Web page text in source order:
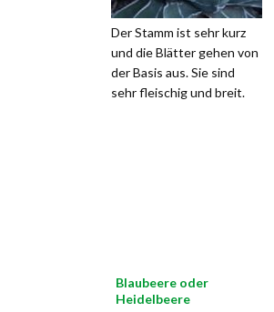
Der Stamm ist sehr kurz
und die Blätter gehen von
der Basis aus. Sie sind
sehr fleischig und breit.
Blaubeere oder
Heidelbeere